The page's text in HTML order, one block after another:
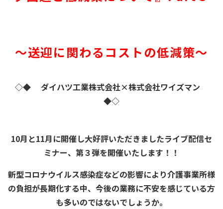
～送迎に関わるコストの低減策～
◇◆ ダイハツ工業株式会社×株式会社ワイズマン
◆◇
10月と11月に開催し大好評いただきましたライブ配信セ
ミナー、第３弾を開催いたします！！
新型コロナウイルス感染症などの影響により介護事業所様
の負担が長期化する中、今後の業務に不安を感じている方
も多いのではないでしょうか。